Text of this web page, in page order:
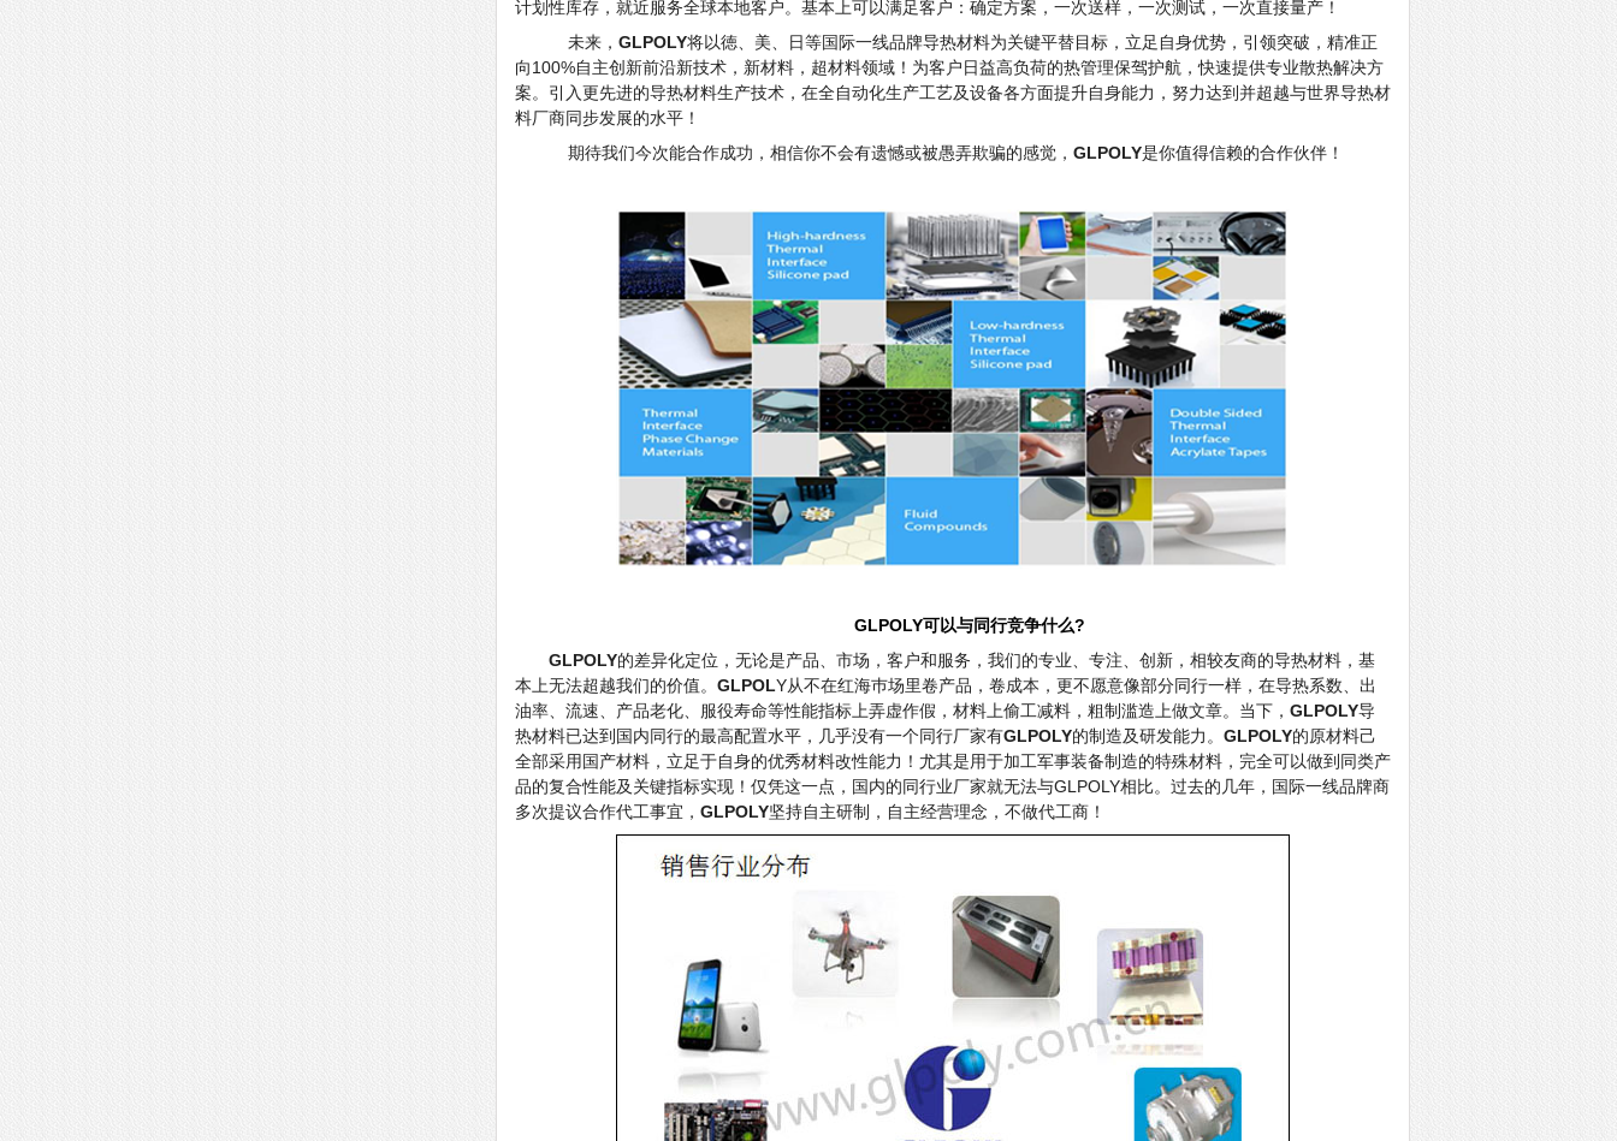
计划性库存，就近服务全球本地客户。基本上可以满足客户：确定方案，一次送样，一次测试，一次直接量产！
未来， GLPOLY将以徳、美、日等国际一线品牌导热材料为关键平替目标，立足自身优势，引领突破，精准正
向100%自主创新前沿新技术，新材料，超材料领域！为客户日益高负荷的热管理保驾护航，快速提供专业散热解决方
案。引入更先进的导热材料生产技术，在全自动化生产工艺及设备各方面提升自身能力，努力达到并超越与世界导热材
料厂商同步发展的水平！
期待我们今次能合作成功，相信你不会有遗憾或被愚弄欺骗的感觉， GLPOLY是你值得信赖的合作伙伴！
GLPOLY可以与同行竞争什么?
GLPOLY的差异化定位，无论是产品、市场，客户和服务，我们的专业、专注、创新，相较友商的导热材料，基
本上无法超越我们的价值。 GLPOLY从不在红海巿场里卷产品，卷成本，更不愿意像部分同行一样，在导热系数、出
油率、流速、产品老化、服役寿命等性能指标上弄虚作假，材料上偷工减料，粗制滥造上做文章。当下， GLPOLY导
热材料已达到国内同行的最高配置水平，几乎没有一个同行厂家有GLPOLY的制造及研发能力。 GLPOLY的原材料己
全部采用国产材料，立足于自身的优秀材料改性能力！尤其是用于加工军事装备制造的特殊材料，完全可以做到同类产
品的复合性能及关键指标实现！仅凭这一点，国内的同行业厂家就无法与GLPOLY相比。过去的几年，国际一线品牌商
多次提议合作代工事宜， GLPOLY坚持自主研制，自主经营理念，不做代工商！